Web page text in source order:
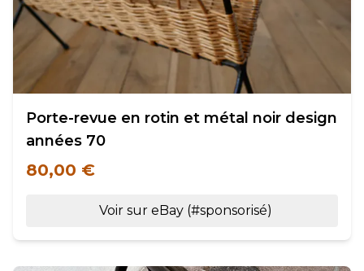
Porte-revue en rotin et métal noir design
années 70
80,00 €
Voir sur eBay (#sponsorisé)